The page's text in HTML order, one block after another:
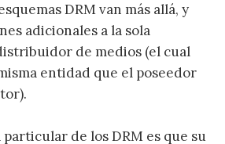
DRM van más allá, y
adicionales a la sola
de medios (el cual
entidad que el poseedor
de los DRM es que su